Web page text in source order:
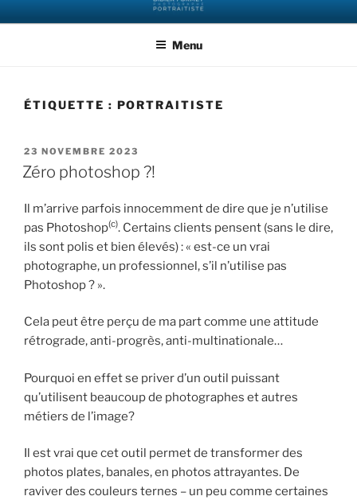
au
DIDIER FORMET
PHOTOGRAPHIE
Menu
ÉTIQUETTE : PORTRAITISTE
PUBLIÉ
LE
23 NOVEMBRE 2023
Zéro photoshop ?!
Il m’arrive parfois innocemment de dire que je n’utilise
pas Photoshop(c). Certains clients pensent (sans le dire,
ils sont polis et bien élevés) : « est-ce un vrai
photographe, un professionnel, s’il n’utilise pas
Photoshop ? ».
Cela peut être perçu de ma part comme une attitude
rétrograde, anti-progrès, anti-multinationale…
Pourquoi en effet se priver d’un outil puissant
qu’utilisent beaucoup de photographes et autres
métiers de l’image?
Il est vrai que cet outil permet de transformer des
photos plates, banales, en photos attrayantes. De
raviver des couleurs ternes – un peu comme certaines